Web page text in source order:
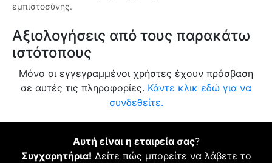
εμπιστοσύνης.
Αξιολογήσεις από τους παρακάτω
ιστότοπους
Μόνο οι εγγεγραμμένοι χρήστες έχουν πρόσβαση
σε αυτές τις πληροφορίες. Κάντε κλικ εδώ για να
συνδεθείτε.
Αυτή είναι η εταιρεία σας?
Συγχαρητήρια! Δείτε πώς μπορείτε να λάβετε το